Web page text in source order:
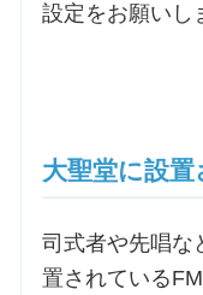
設定をお願いし
大聖堂に設
司式者や先唱な
置されている